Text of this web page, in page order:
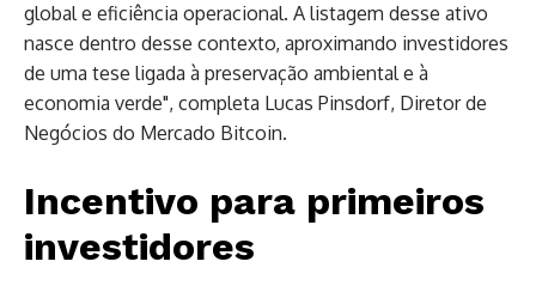
global e eficiência operacional. A listagem desse ativo
nasce dentro desse contexto, aproximando investidores
de uma tese ligada à preservação ambiental e à
economia verde", completa Lucas Pinsdorf, Diretor de
Negócios do Mercado Bitcoin.
Incentivo para primeiros
investidores